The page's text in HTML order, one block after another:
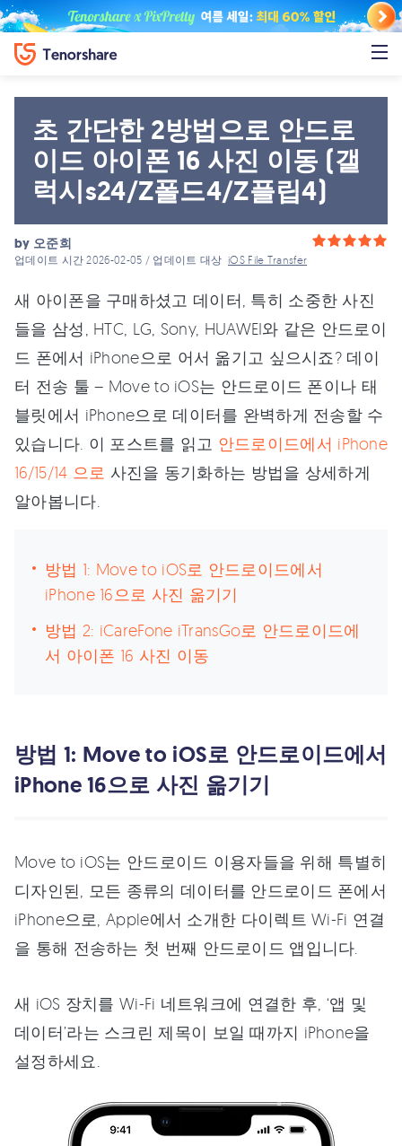
초 간단한 2방법으로 안드로
이드 아이폰 16 사진 이동 (갤
럭시s24/Z폴드4/Z플립4)
by 오준희
업데이트 시간 2026-02-05 / 업데이트 대상iOS File Transfer
새 아이폰을 구매하셨고 데이터, 특히 소중한 사진
들을 삼성, HTC, LG, Sony, HUAWEI와 같은 안드로이
드 폰에서 iPhone으로 어서 옮기고 싶으시죠? 데이
터 전송 툴 – Move to iOS는 안드로이드 폰이나 태
블릿에서 iPhone으로 데이터를 완벽하게 전송할 수
있습니다. 이 포스트를 읽고 안드로이드에서 iPhone
16/15/14 으로 사진을 동기화하는 방법을 상세하게
알아봅니다.
방법 1: Move to iOS로 안드로이드에서
iPhone 16으로 사진 옮기기
방법 2: iCareFone iTransGo로 안드로이드에
서 아이폰 16 사진 이동
방법 1: Move to iOS로 안드로이드에서
iPhone 16으로 사진 옮기기
Move to iOS는 안드로이드 이용자들을 위해 특별히
디자인된, 모든 종류의 데이터를 안드로이드 폰에서
iPhone으로, Apple에서 소개한 다이렉트 Wi-Fi 연결
을 통해 전송하는 첫 번째 안드로이드 앱입니다.
새 iOS 장치를 Wi-Fi 네트워크에 연결한 후, ‘앱 및
데이터’라는 스크린 제목이 보일 때까지 iPhone을
설정하세요.